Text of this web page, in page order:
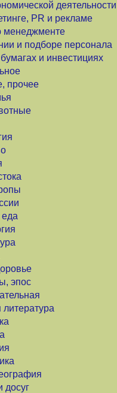
деятельности
PR и рекламе
менеджменте
и подборе персонала
и инвестициях
прочее
еда
эпос
досуг